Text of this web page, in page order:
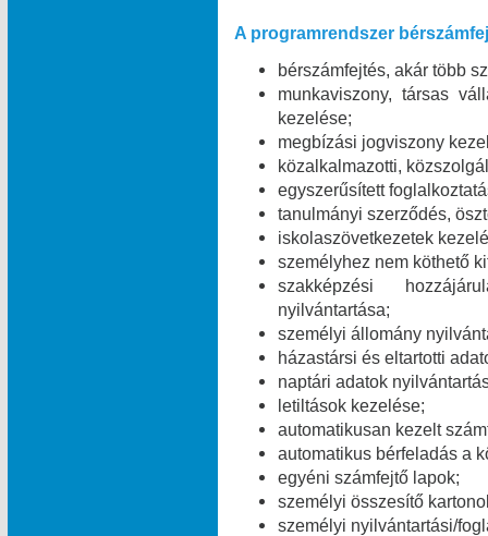
A programrendszer
bérszámfejtés, akár több
munkaviszony, társas
kezelése;
megbízási jogviszony
közalkalmazotti,
egyszerűsített
tanulmányi szerződés,
iskolaszövetkezetek
személyhez nem köthető
szakképzési
nyilvántartása;
személyi állomány
házastársi és eltartotti
naptári adatok
letiltások kezelése;
automatikusan kezelt
automatikus bérfeladás a
egyéni számfejtő lapok;
személyi összesítő
személyi nyilvántartási/